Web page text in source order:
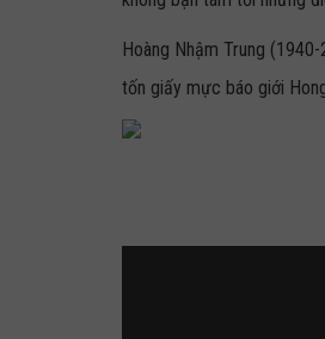
Hoàng Nhậm Trung
tốn giấy mực báo giới